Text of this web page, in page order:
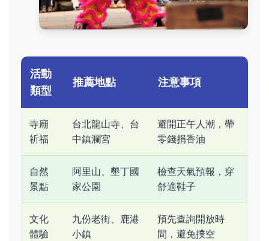
活動
類型
推薦地點 注意事項
寺廟
祈福
台北龍山寺、台
中鎮瀾宮
避開正午人潮，帶
零錢捐香油
自然
景點
阿里山、墾丁國
家公園
檢查天氣預報，穿
舒適鞋子
文化
體驗
九份老街、鹿港
小鎮
預先查詢開放時
間，避免撲空